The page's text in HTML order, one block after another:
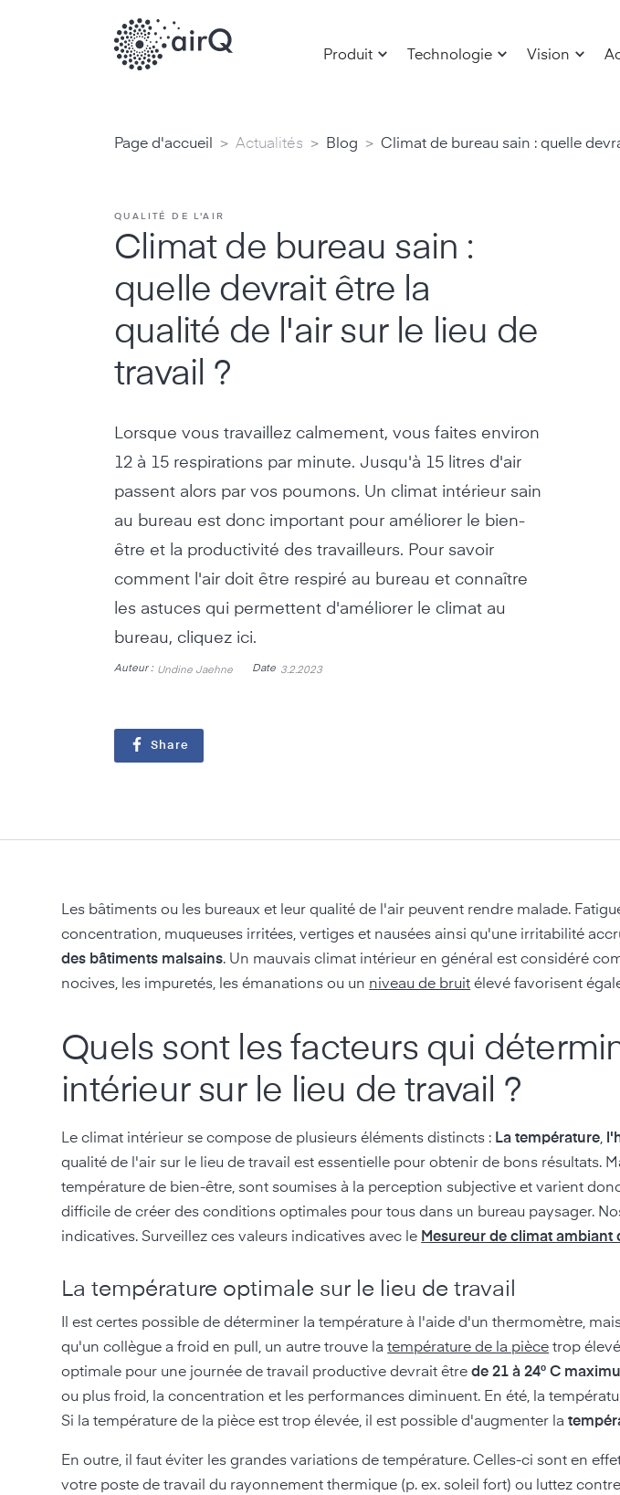
Produit Technologie Vision
Page d'accueil > Actualités > Blog > Climat de bureau sain : quelle
QUALITÉ DE L'AIR
Climat de bureau sain :
quelle devrait être la
qualité de l'air sur le lieu de
travail ?
Lorsque vous travaillez calmement, vous faites environ
12 à 15 respirations par minute. Jusqu'à 15 litres d'air
passent alors par vos poumons. Un climat intérieur sain
au bureau est donc important pour améliorer le bien-
être et la productivité des travailleurs. Pour savoir
comment l'air doit être respiré au bureau et connaître
les astuces qui permettent d'améliorer le climat au
bureau, cliquez ici.
Auteur : Undine Jaehne Date 3.2.2023
Share
Les bâtiments ou les bureaux et leur qualité de l'air peuvent rendre malade.
concentration, muqueuses irritées, vertiges et nausées ainsi qu'une irritabilité
des bâtiments malsains. Un mauvais climat intérieur en général est considéré
nocives, les impuretés, les émanations ou un niveau de bruit élevé favorisent
Quels sont les facteurs qui
intérieur sur le lieu de travail ?
Le climat intérieur se compose de plusieurs éléments distincts : La température,
qualité de l'air sur le lieu de travail est essentielle pour obtenir de bons résultats.
température de bien-être, sont soumises à la perception subjective et varient
difficile de créer des conditions optimales pour tous dans un bureau paysager.
indicatives. Surveillez ces valeurs indicatives avec le Mesureur de climat ambiant
La température optimale sur le lieu de travail
Il est certes possible de déterminer la température à l'aide d'un thermomètre,
qu'un collègue a froid en pull, un autre trouve latempérature de la pièce trop
optimale pour une journée de travail productive devrait êtrede 21 à 24° C
ou plus froid, la concentration et les performances diminuent. En été, la
Si la température de la pièce est trop élevée, il est possible d'augmenter la
En outre, il faut éviter les grandes variations de température. Celles-ci sont en
votre poste de travail du rayonnement thermique (p. ex. soleil fort) ou luttez